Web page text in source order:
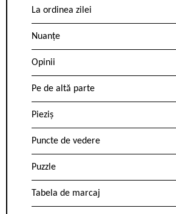
La ordinea zilei
Nuanțe
Opinii
Pe de altă parte
Pieziș
Puncte de vedere
Puzzle
Tabela de marcaj